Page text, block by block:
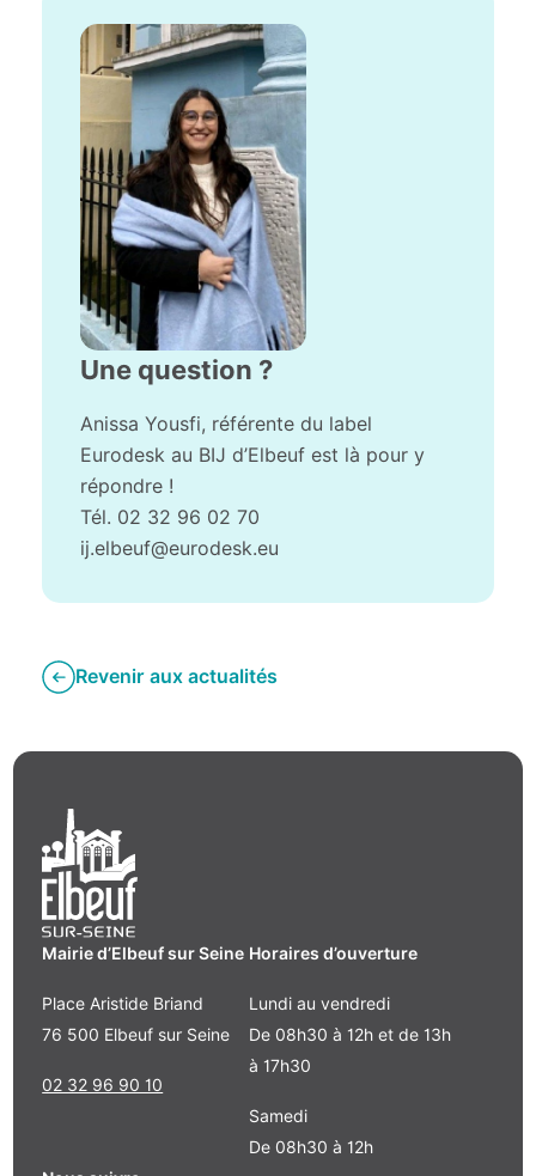
Une question ?
Anissa Yousfi, référente du label
Eurodesk au BIJ d’Elbeuf est là pour y
répondre !
Tél. 02 32 96 02 70
ij.elbeuf@eurodesk.eu
Revenir aux actualités
Mairie d’Elbeuf sur Seine
Place Aristide Briand
76 500 Elbeuf sur Seine
02 32 96 90 10
Horaires d’ouverture
Lundi au vendredi
De 08h30 à 12h et de 13h
à 17h30
Samedi
De 08h30 à 12h